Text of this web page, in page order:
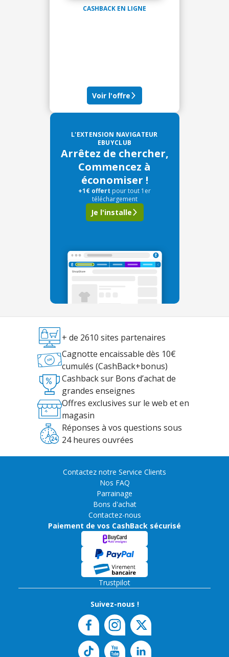
CASHBACK EN LIGNE
Voir l'offre
L'EXTENSION NAVIGATEUR
EBUYCLUB
Arrêtez de chercher,
Commencez à
économiser !
+1€ offert pour tout 1er
téléchargement
Je l'installe
+ de 2610 sites partenaires
Cagnotte encaissable dès 10€
cumulés (CashBack+bonus)
Cashback sur Bons d’achat de
grandes enseignes
Offres exclusives sur le web et en
magasin
Réponses à vos questions sous
24 heures ouvrées
Contactez notre Service Clients
Nos FAQ
Parrainage
Bons d'achat
Contactez-nous
Paiement de vos CashBack sécurisé
Trustpilot
Suivez-nous !